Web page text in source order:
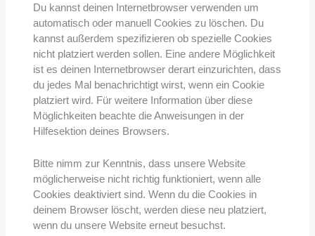
Du kannst deinen Internetbrowser verwenden um
automatisch oder manuell Cookies zu löschen. Du
kannst außerdem spezifizieren ob spezielle Cookies
nicht platziert werden sollen. Eine andere Möglichkeit
ist es deinen Internetbrowser derart einzurichten, dass
du jedes Mal benachrichtigt wirst, wenn ein Cookie
platziert wird. Für weitere Information über diese
Möglichkeiten beachte die Anweisungen in der
Hilfesektion deines Browsers.
Bitte nimm zur Kenntnis, dass unsere Website
möglicherweise nicht richtig funktioniert, wenn alle
Cookies deaktiviert sind. Wenn du die Cookies in
deinem Browser löscht, werden diese neu platziert,
wenn du unsere Website erneut besuchst.